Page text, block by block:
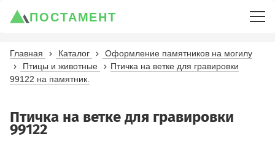
ПОСТАМЕНТ
Главная Каталог
Оформление памятников на могилу
Птицы и животные
Птичка на ветке для гравировки
99122 на памятник.
Птичка на ветке для гравировки
99122